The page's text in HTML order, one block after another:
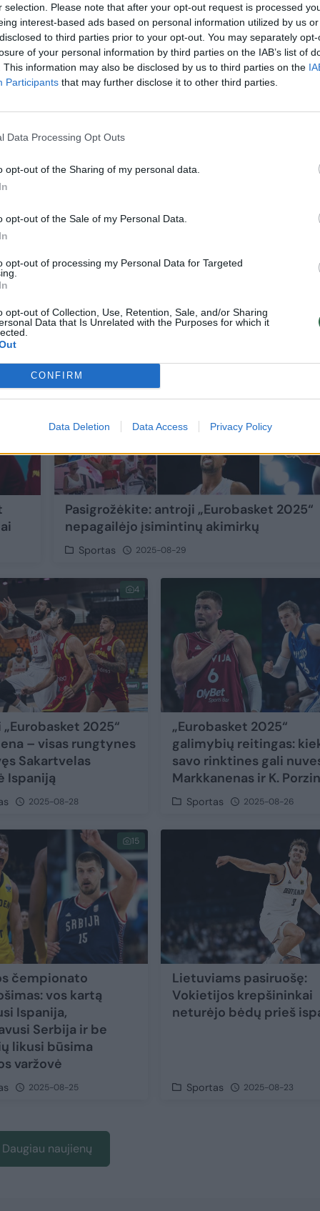
selection. Please note that after your opt-out request is processed
interest-based ads based on personal information utilized by us
to third parties prior to your opt-out. You may separately
of your personal information by third parties on the IAB’s list of
This information may also be disclosed by us to third parties on the
Participants that may further disclose it to other third parties.
Data Processing Opt Outs
opt-out of the Sharing of my personal data.
opt-out of the Sale of my Personal Data.
opt-out of processing my Personal Data for Targeted
opt-out of Collection, Use, Retention, Sale, and/or Sharing
Data that Is Unrelated with the Purposes for which it
CONFIRM
Data Deletion Data Access Privacy Policy
kartas istorijoje:
čempionai ispanai
2025-09-04
​Lyderio netekę italai
Sportas
Pasigrožėkite: antroji „Eurobasket 2025“
nepagailėjo įsimintinų akimirkų
Sportas 2025-08-29
4
2025“
– visas rungtynes
Sakartvelas
Ispaniją
2025-08-28
„Eurobasket 2025“
galimybių reitingas:
savo rinktines gali
Markkanenas ir K.
Sportas 2025-08-26
15
čempionato
vos kartą
Ispanija,
Serbija ir be
likusi būsima
varžovė
2025-08-25
Lietuviams pasiruošę:
Vokietijos krepšininkai
neturėjo bėdų prieš
Sportas 2025-08-23
Daugiau naujienų